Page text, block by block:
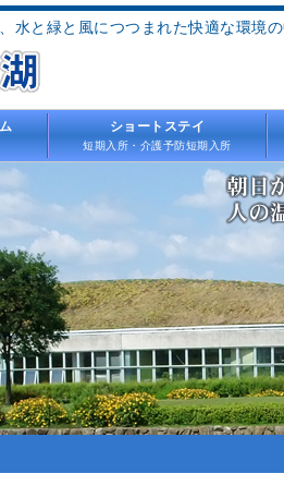
水と緑と風につつまれた快適な環境の
ショートステイ
短期入所・介護予防短期入所